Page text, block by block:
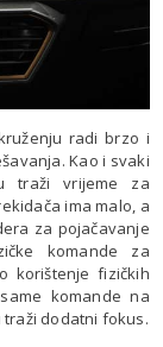
radi brzo i
Kao i svaki
traži vrijeme za
ima malo, a
za pojačavanje
komande za
korištenje fizičkih
komande na
dodatni fokus.